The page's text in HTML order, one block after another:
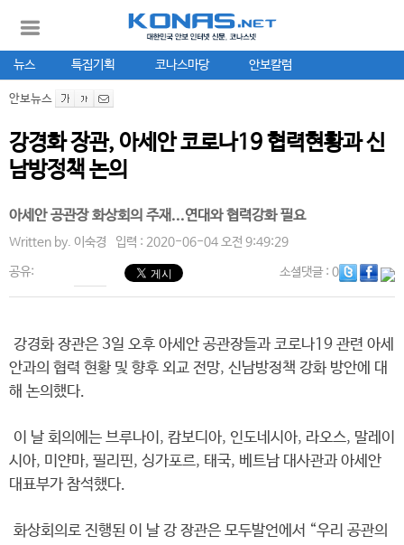
뉴스 특집기획 코나스마당 안보칼럼
안보뉴스
강경화 장관, 아세안 코로나19 협력현황과 신
남방정책 논의
아세안 공관장 화상회의 주재...연대와 협력강화 필요
Written by. 이숙경 입력 : 2020-06-04 오전 9:49:29
공유: 소셜댓글: 0
강경화 장관은 3일 오후 아세안 공관장들과 코로나19 관련 아세
안과의 협력 현황 및 향후 외교 전망, 신남방정책 강화 방안에 대
해 논의했다.
이 날 회의에는 브루나이, 캄보디아, 인도네시아, 라오스, 말레이
시아, 미얀마, 필리핀, 싱가포르, 태국, 베트남 대사관과 아세안
대표부가 참석했다.
화상회의로 진행된 이 날 강 장관은 모두발언에서 “우리 공관의